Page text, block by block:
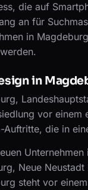
die auf
an für
in
in
vor einem
Auftritte, die in
Neue
steht vor